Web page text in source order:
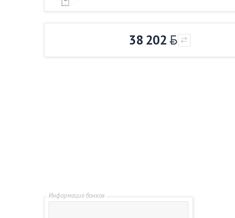
38 202